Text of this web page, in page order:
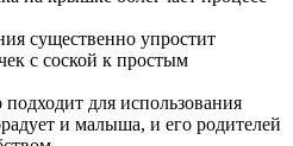
существенно упростит
с соской к простым
для использования
и малыша, и его родителей